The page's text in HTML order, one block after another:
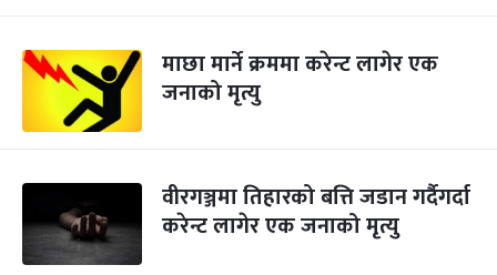
माछा मार्ने क्रममा करेन्ट लागेर एक
जनाको मृत्यु
वीरगञ्जमा तिहारको बत्ति जडान गर्दैगर्दा
करेन्ट लागेर एक जनाको मृत्यु